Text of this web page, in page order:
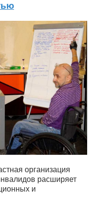
организация
расширяет
и